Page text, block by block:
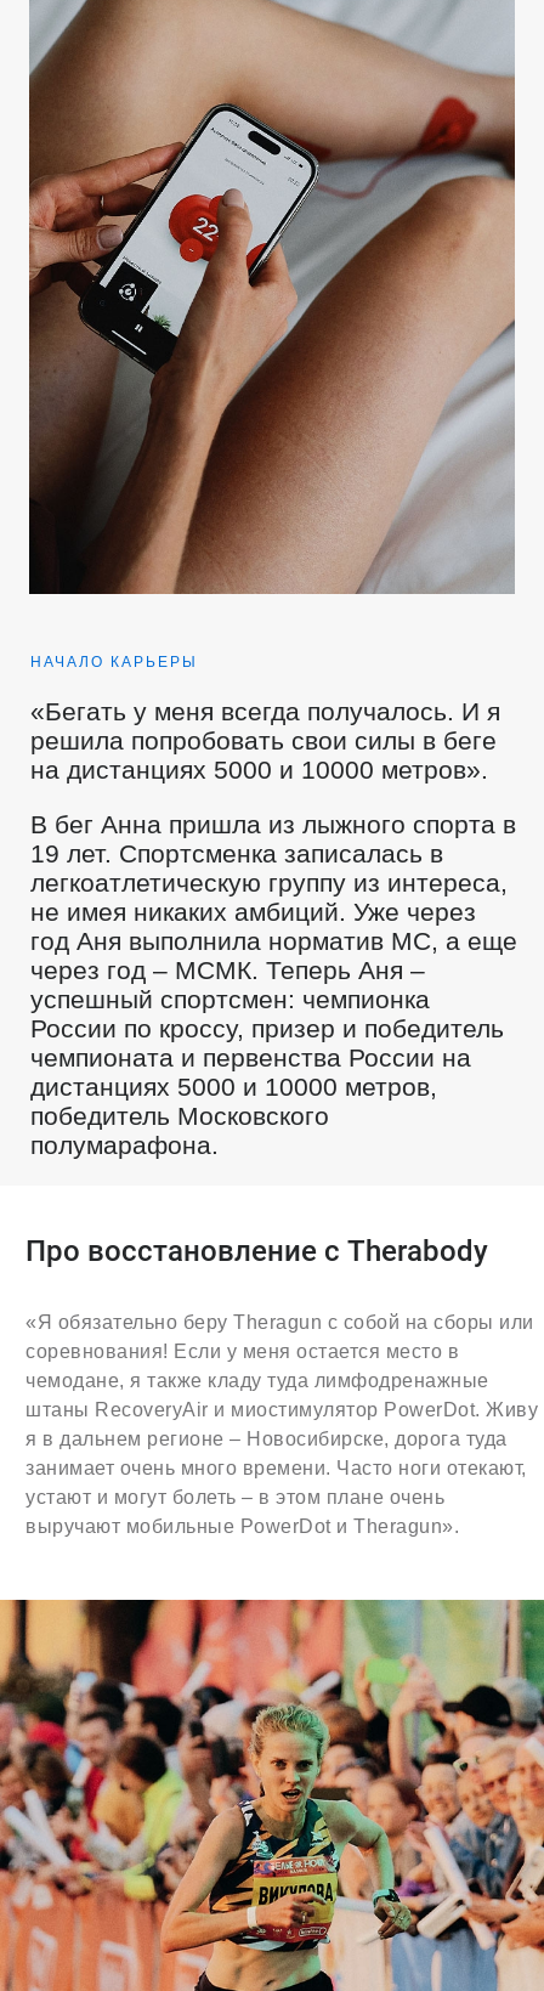
НАЧАЛО КАРЬЕРЫ
«Бегать у меня всегда получалось. И я
решила попробовать свои силы в беге
на дистанциях 5000 и 10000 метров».
В бег Анна пришла из лыжного спорта в
19 лет. Спортсменка записалась в
легкоатлетическую группу из интереса,
не имея никаких амбиций. Уже через
год Аня выполнила норматив МС, а еще
через год – МСМК. Теперь Аня –
успешный спортсмен: чемпионка
России по кроссу, призер и победитель
чемпионата и первенства России на
дистанциях 5000 и 10000 метров,
победитель Московского
полумарафона.
Про восстановление с Therabody
«Я обязательно беру Theragun с собой на сборы или
соревнования! Если у меня остается место в
чемодане, я также кладу туда лимфодренажные
штаны RecoveryAir и миостимулятор PowerDot. Живу
я в дальнем регионе – Новосибирске, дорога туда
занимает очень много времени. Часто ноги отекают,
устают и могут болеть – в этом плане очень
выручают мобильные PowerDot и Theragun».